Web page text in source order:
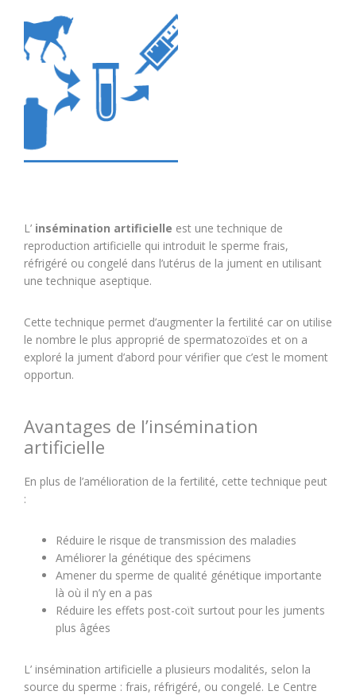
L’ insémination artificielle est une technique de
reproduction artificielle qui introduit le sperme frais,
réfrigéré ou congelé dans l’utérus de la jument en utilisant
une technique aseptique.
Cette technique permet d’augmenter la fertilité car on utilise
le nombre le plus approprié de spermatozoïdes et on a
exploré la jument d’abord pour vérifier que c’est le moment
opportun.
Avantages de l’insémination
artificielle
En plus de l’amélioration de la fertilité, cette technique peut
:
Réduire le risque de transmission des maladies
Améliorer la génétique des spécimens
Amener du sperme de qualité génétique importante
là où il n’y en a pas
Réduire les effets post-coït surtout pour les juments
plus âgées
L’ insémination artificielle a plusieurs modalités, selon la
source du sperme : frais, réfrigéré, ou congelé. Le Centre